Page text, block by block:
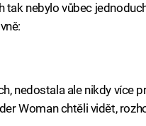
tak nebylo vůbec
nedostala ale nikdy více
Woman chtěli vidět,